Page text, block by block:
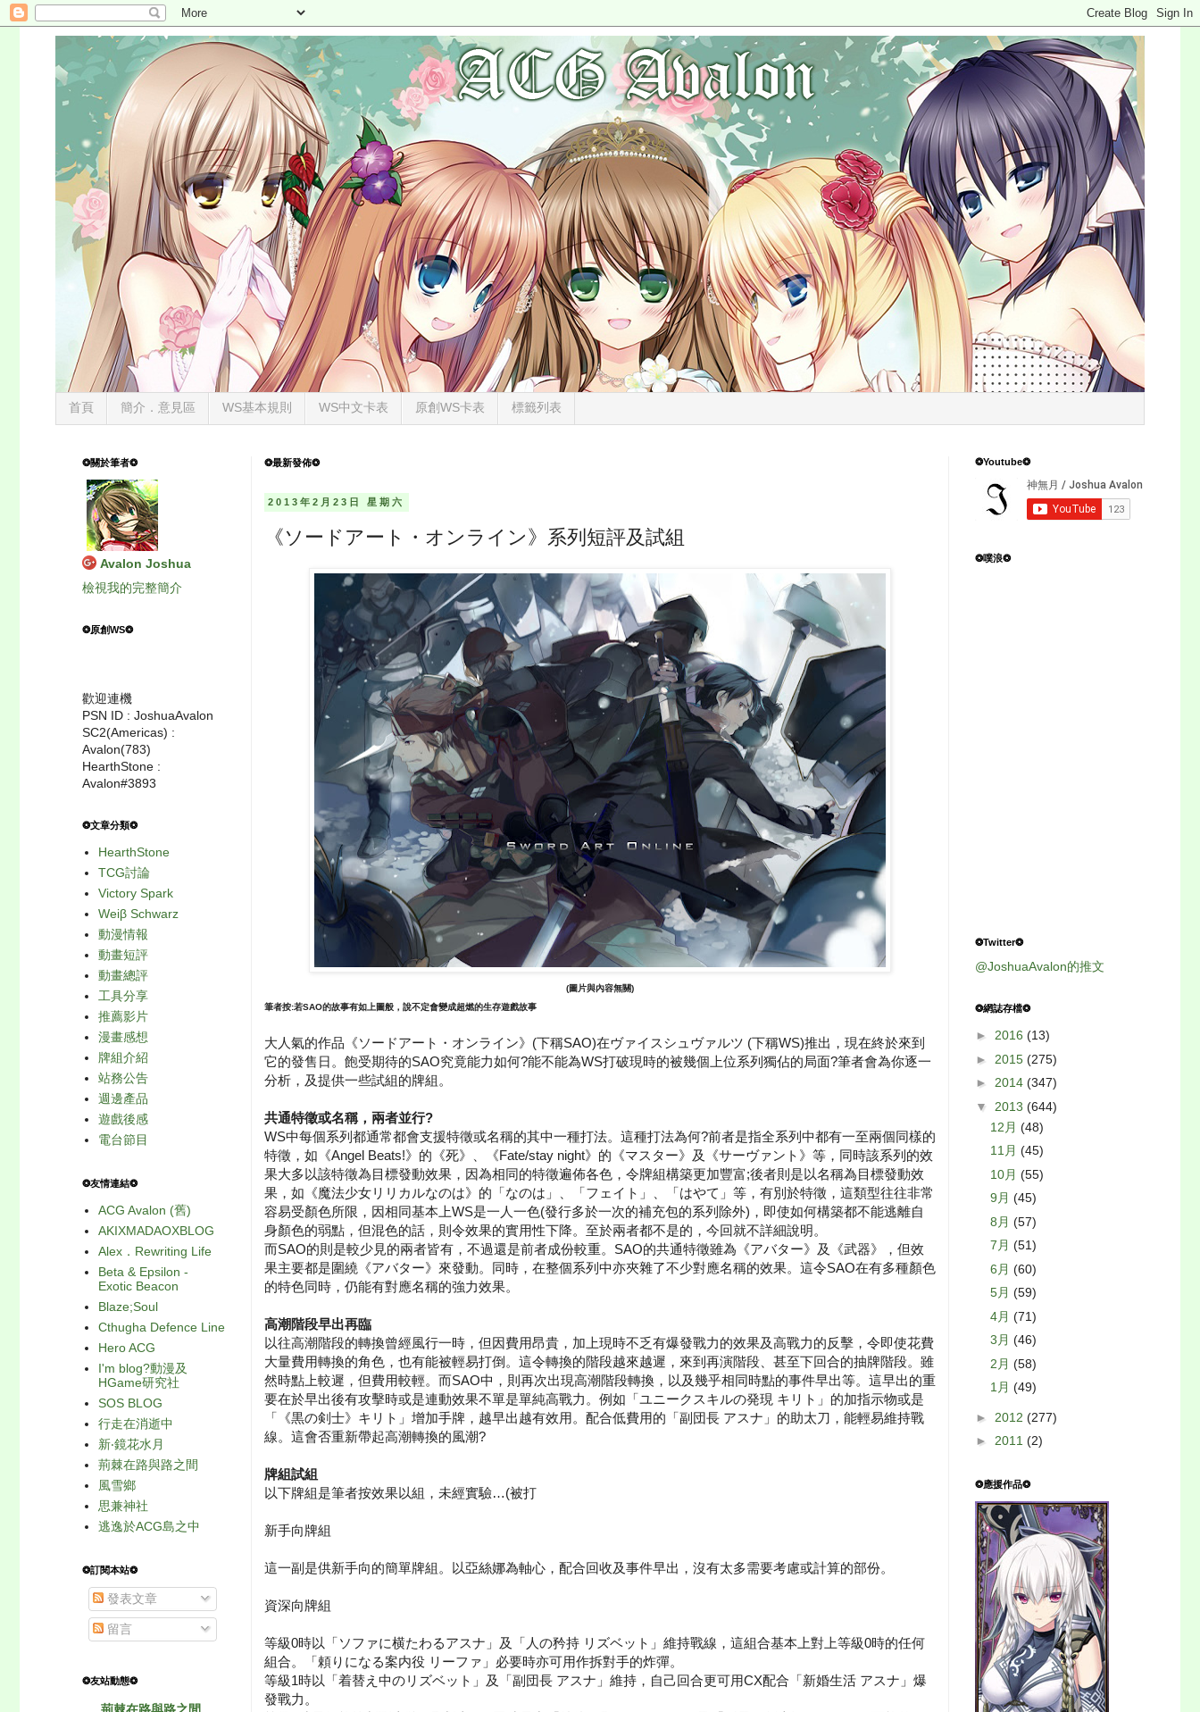
首頁 簡介．意見區 WS基本規則 WS中文卡表 原創WS卡表 標籤列表
❂最新發佈❂
2013年2月23日 星期六
《ソードアート・オンライン》系列短評及試組
(圖片與內容無關)
筆者按:若SAO的故事有如上圖般，說不定會變成超燃的生存遊戲故事
大人氣的作品《ソードアート・オンライン》(下稱SAO)在ヴァイスシュヴァルツ (下稱WS)推出，現在終於來到
它的發售日。飽受期待的SAO究竟能力如何?能不能為WS打破現時的被幾個上位系列獨佔的局面?筆者會為你逐一
分析，及提供一些試組的牌組。
共通特徵或名稱，兩者並行?
WS中每個系列都通常都會支援特徵或名稱的其中一種打法。這種打法為何?前者是指全系列中都有一至兩個同樣的
特徵，如《Angel Beats!》的《死》、《Fate/stay night》的《マスター》及《サーヴァント》等，同時該系列的效
果大多以該特徵為目標發動效果，因為相同的特徵遍佈各色，令牌組構築更加豐富;後者則是以名稱為目標發動效
果，如《魔法少女リリカルなのは》的「なのは」、「フェイト」、「はやて」等，有別於特徵，這類型往往非常
容易受顏色所限，因相同基本上WS是一人一色(發行多於一次的補充包的系列除外)，即使如何構築都不能逃離自
身顏色的弱點，但混色的話，則令效果的實用性下降。至於兩者都不是的，今回就不詳細說明。
而SAO的則是較少見的兩者皆有，不過還是前者成份較重。SAO的共通特徵雖為《アバター》及《武器》，但效
果主要都是圍繞《アバター》來發動。同時，在整個系列中亦夾雜了不少對應名稱的效果。這令SAO在有多種顏色
的特色同時，仍能有對應名稱的強力效果。
高潮階段早出再臨
以往高潮階段的轉換曾經風行一時，但因費用昂貴，加上現時不乏有爆發戰力的效果及高戰力的反擊，令即使花費
大量費用轉換的角色，也有能被輕易打倒。這令轉換的階段越來越遲，來到再演階段、甚至下回合的抽牌階段。雖
然時點上較遲，但費用較輕。而SAO中，則再次出現高潮階段轉換，以及幾乎相同時點的事件早出等。這早出的重
要在於早出後有攻擊時或是連動效果不單是單純高戰力。例如「ユニークスキルの発現 キリト」的加指示物或是
「《黒の剣士》キリト」增加手牌，越早出越有效用。配合低費用的「副団長 アスナ」的助太刀，能輕易維持戰
線。這會否重新帶起高潮轉換的風潮?
牌組試組
以下牌組是筆者按效果以組，未經實驗…(被打
新手向牌組
這一副是供新手向的簡單牌組。以亞絲娜為軸心，配合回收及事件早出，沒有太多需要考慮或計算的部份。
資深向牌組
等級0時以「ソファに横たわるアスナ」及「人の矜持 リズベット」維持戰線，這組合基本上對上等級0時的任何
組合。「頼りになる案内役 リーファ」必要時亦可用作拆對手的炸彈。
等級1時以「着替え中のリズベット」及「副団長 アスナ」維持，自己回合更可用CX配合「新婚生活 アスナ」爆
發戰力。
❂關於筆者❂
Avalon Joshua
檢視我的完整簡介
❂原創WS❂
歡迎連機
PSN ID : JoshuaAvalon
SC2(Americas) :
Avalon(783)
HearthStone :
Avalon#3893
❂文章分類❂
HearthStone
TCG討論
Victory Spark
Weiβ Schwarz
動漫情報
動畫短評
動畫總評
工具分享
推薦影片
漫畫感想
牌組介紹
站務公告
週邊產品
遊戲後感
電台節目
❂友情連結❂
ACG Avalon (舊)
AKIXMADAOXBLOG
Alex．Rewriting Life
Beta & Epsilon -
Exotic Beacon
Blaze;Soul
Cthugha Defence Line
Hero ACG
I'm blog?動漫及
HGame研究社
SOS BLOG
行走在消逝中
新‧鏡花水月
荊棘在路與路之間
風雪鄉
思兼神社
逃逸於ACG島之中
❂訂閱本站❂
發表文章
留言
❂友站動態❂
❂Youtube❂
❂噗浪❂
❂Twitter❂
@JoshuaAvalon的推文
❂網誌存檔❂
► 2016 (13)
► 2015 (275)
► 2014 (347)
▼ 2013 (644)
12月 (48)
11月 (45)
10月 (55)
9月 (45)
8月 (57)
7月 (51)
6月 (60)
5月 (59)
4月 (71)
3月 (46)
2月 (58)
1月 (49)
► 2012 (277)
► 2011 (2)
❂應援作品❂